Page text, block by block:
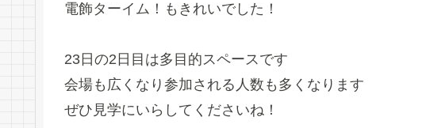
電飾ターイム！もきれいでした！
23日の2日目は多目的スペースです
会場も広くなり参加される人数も多くなります
ぜひ見学にいらしてくださいね！